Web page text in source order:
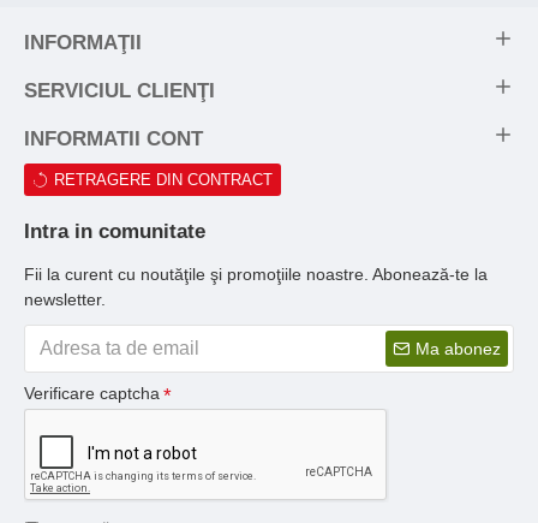
INFORMAŢII
SERVICIUL CLIENŢI
INFORMATII CONT
RETRAGERE DIN CONTRACT
Intra in comunitate
Fii la curent cu noutăţile şi promoţiile noastre. Abonează-te la
newsletter.
Ma abonez
Verificare captcha